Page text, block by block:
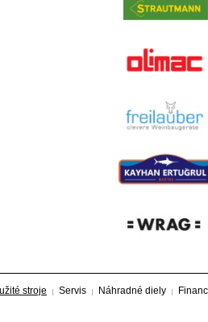
stroje Servis Náhradné diely